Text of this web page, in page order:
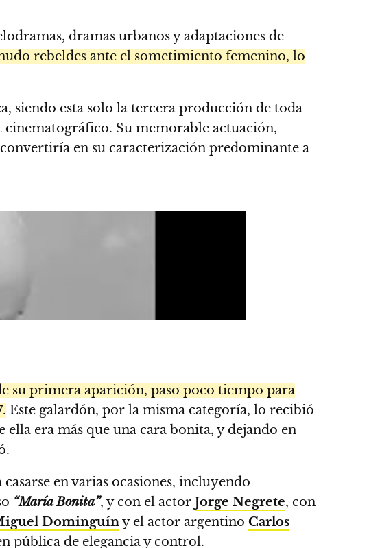
dramas urbanos y adaptaciones de
rebeldes ante el sometimiento femenino, lo
siendo esta solo la tercera producción de toda
cinematográfico. Su memorable actuación,
en su caracterización predominante a
su primera aparición, paso poco tiempo para
. Este galardón, por la misma categoría, lo recibió
ella era más que una cara bonita, y dejando en
en varias ocasiones, incluyendo
“María Bonita”, y con el actor Jorge Negrete, con
Dominguíny el actor argentino Carlos
pública de elegancia y control.